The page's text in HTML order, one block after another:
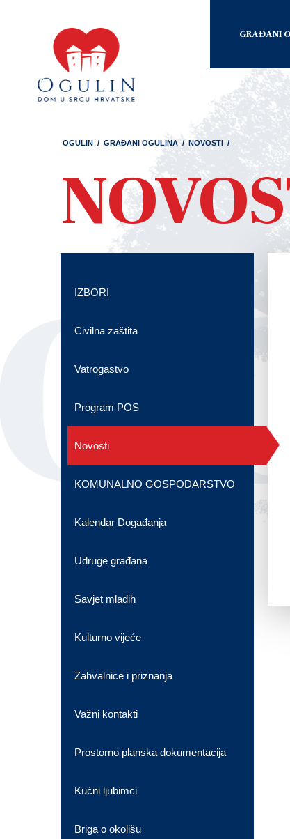
GRAĐANI
OGULIN / GRAĐANI OGULINA / NOVOSTI /
IZBORI
Civilna zaštita
Vatrogastvo
Program POS
Novosti
KOMUNALNO GOSPODARSTVO
Kalendar Događanja
Udruge građana
Savjet mladih
Kulturno vijeće
Zahvalnice i priznanja
Važni kontakti
Prostorno planska dokumentacija
Kućni ljubimci
Briga o okolišu